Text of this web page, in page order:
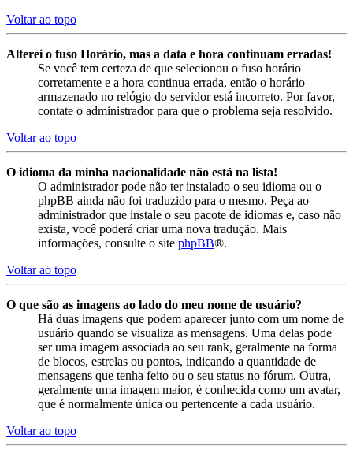
Voltar ao topo
Alterei o fuso Horário, mas a data e hora continuam erradas!
Se você tem certeza de que selecionou o fuso horário
corretamente e a hora continua errada, então o horário
armazenado no relógio do servidor está incorreto. Por favor,
contate o administrador para que o problema seja resolvido.
Voltar ao topo
O idioma da minha nacionalidade não está na lista!
O administrador pode não ter instalado o seu idioma ou o
phpBB ainda não foi traduzido para o mesmo. Peça ao
administrador que instale o seu pacote de idiomas e, caso não
exista, você poderá criar uma nova tradução. Mais
informações, consulte o site phpBB®.
Voltar ao topo
O que são as imagens ao lado do meu nome de usuário?
Há duas imagens que podem aparecer junto com um nome de
usuário quando se visualiza as mensagens. Uma delas pode
ser uma imagem associada ao seu rank, geralmente na forma
de blocos, estrelas ou pontos, indicando a quantidade de
mensagens que tenha feito ou o seu status no fórum. Outra,
geralmente uma imagem maior, é conhecida como um avatar,
que é normalmente única ou pertencente a cada usuário.
Voltar ao topo